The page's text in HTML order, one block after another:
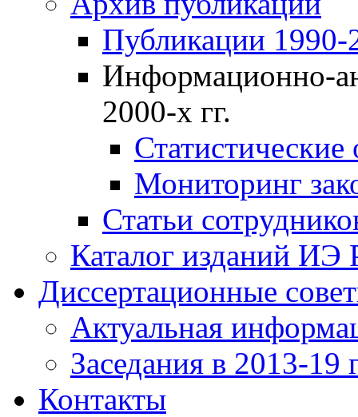
Публикации 1990-
Информационно-
2000-х гг.
Мониторинг
Статьи
Каталог изданий ИЭ
Диссертационные
Актуальная
Заседания в 2013-19
Контакты